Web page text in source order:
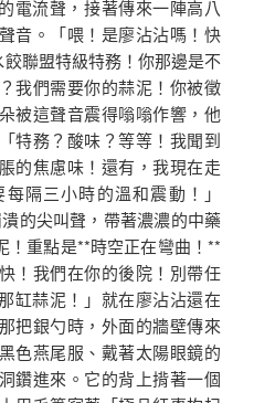
流聲，接著傳來一陣高八
音。「喂！是廖沾沾嗎！快
聯盟特級特務！你那邊是不
我們需要你的蒜泥！你被徵
被這聲音震得嗡嗡作響，他
特務？酸味？等等！我聞到
的焦慮味！還有，我現在走
隔三小時的溫和震動！」
潰的尖叫聲，帶著濃濃的中藥
！重點是**時空正在彎曲！**
！我們在你的後院！別帶任
蒜泥！」就在廖沾沾還在
把銀勺時，外面的牆壁傳來
色燕尾服、戴著太陽眼鏡的
鑽進來。它的背上揹著一個